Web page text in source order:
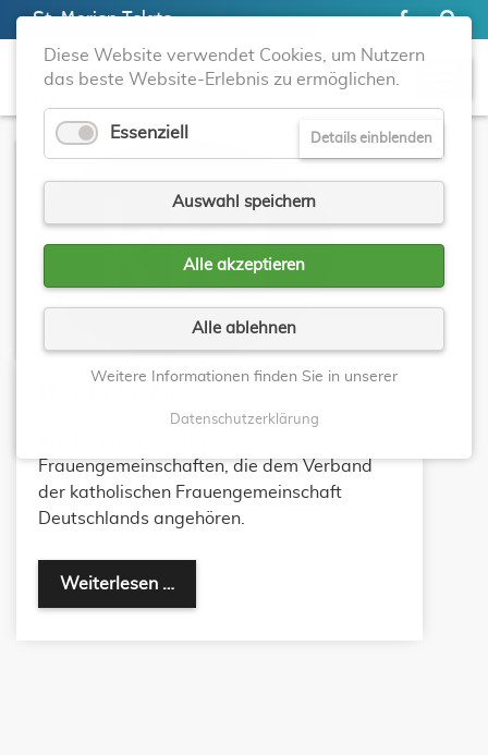
St. Marien Telgte
Frauengemeinschaften, die dem Verband
der katholischen Frauengemeinschaft
Deutschlands angehören.
Weiterlesen …
Diese Website verwendet Cookies, um Nutzern
das beste Website-Erlebnis zu ermöglichen.
Essenziell Details einblenden
Auswahl speichern
Alle akzeptieren
Alle ablehnen
Weitere Informationen finden Sie in unserer
Datenschutzerklärung